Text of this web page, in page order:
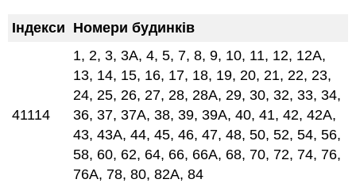
Індекси Номери будинків
41114
1, 2, 3, 3А, 4, 5, 7, 8, 9, 10, 11, 12, 12А,
13, 14, 15, 16, 17, 18, 19, 20, 21, 22, 23,
24, 25, 26, 27, 28, 28А, 29, 30, 32, 33, 34,
36, 37, 37А, 38, 39, 39А, 40, 41, 42, 42А,
43, 43А, 44, 45, 46, 47, 48, 50, 52, 54, 56,
58, 60, 62, 64, 66, 66А, 68, 70, 72, 74, 76,
76А, 78, 80, 82А, 84